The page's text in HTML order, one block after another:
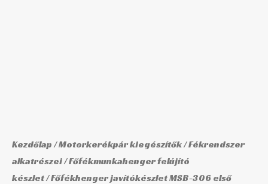
Kezdőlap/Motorkerékpár kiegészítők/Fékrendszer
alkatrészei/Főfékmunkahenger felújító
készlet/ Főfékhenger javítókészlet MSB-306 első